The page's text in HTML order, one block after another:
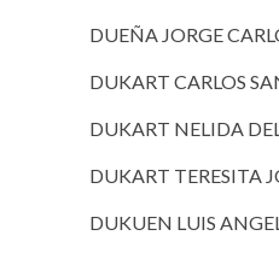
DUEÑA JORGE
DUKART CARLOS
DUKART NELIDA
DUKART TERESITA
DUKUEN LUIS